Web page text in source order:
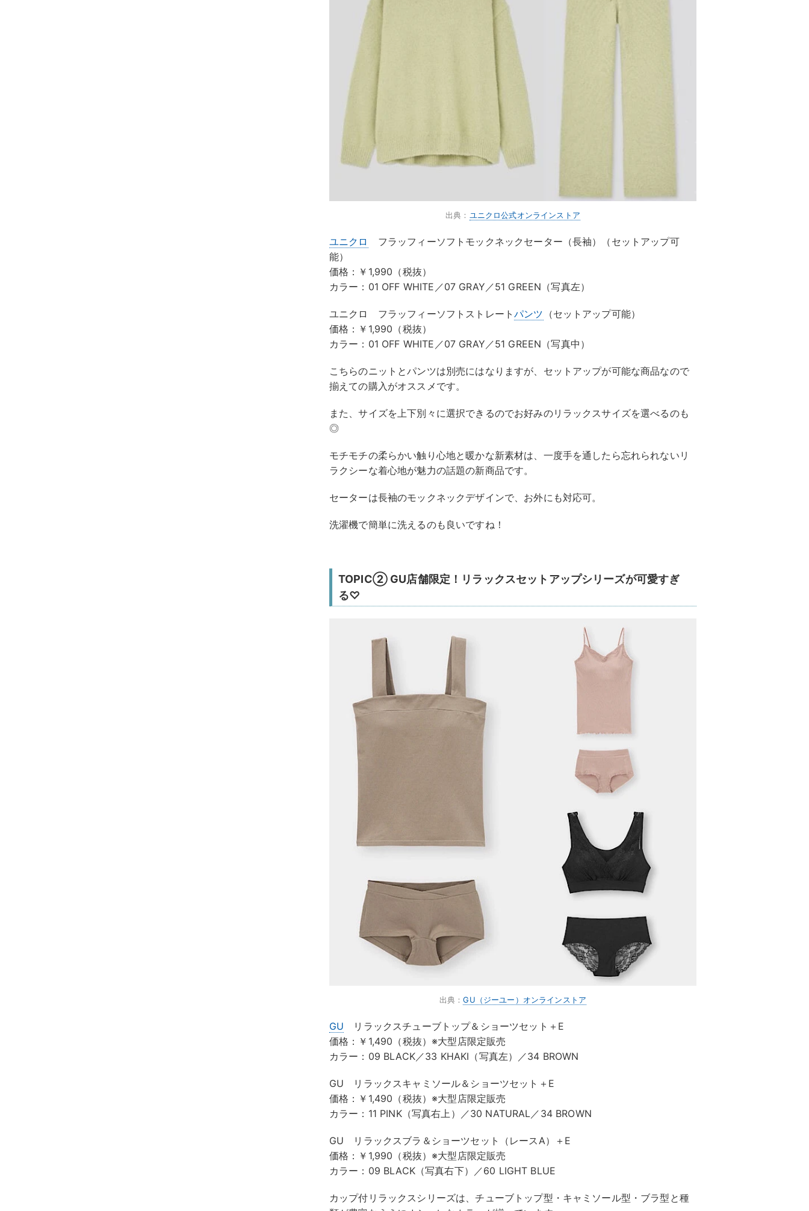
出典： ユニクロ公式オンラインストア
ユニクロ
フラッフィーソフトモックネックセーター（長袖）（セットアップ可
能）
価格：￥1,990（税抜）
カラー：01 OFF WHITE／07 GRAY／51 GREEN（写真左）
ユニクロ フラッフィーソフトストレートパンツ （セットアップ可能）
価格：￥1,990（税抜）
カラー：01 OFF WHITE／07 GRAY／51 GREEN（写真中）
こちらのニットとパンツは別売にはなりますが、セットアップが可能な商品なので
揃えての購入がオススメです。
また、サイズを上下別々に選択できるのでお好みのリラックスサイズを選べるのも
◎
モチモチの柔らかい触り心地と暖かな新素材は、一度手を通したら忘れられないリ
ラクシーな着心地が魅力の話題の新商品です。
セーターは長袖のモックネックデザインで、お外にも対応可。
洗濯機で簡単に洗えるのも良いですね！
TOPIC② GU店舗限定！リラックスセットアップシリーズが可愛すぎ
る♡
出典：GU（ジーユー）オンラインストア
GU リラックスチューブトップ＆ショーツセット＋E
価格：￥1,490（税抜）※大型店限定販売
カラー：09 BLACK／33 KHAKI（写真左）／34 BROWN
GU リラックスキャミソール＆ショーツセット＋E
価格：￥1,490（税抜）※大型店限定販売
カラー：11 PINK（写真右上）／30 NATURAL／34 BROWN
GU リラックスブラ＆ショーツセット（レースA）＋E
価格：￥1,990（税抜）※大型店限定販売
カラー：09 BLACK（写真右下）／60 LIGHT BLUE
カップ付リラックスシリーズは、チューブトップ型・キャミソール型・ブラ型と種